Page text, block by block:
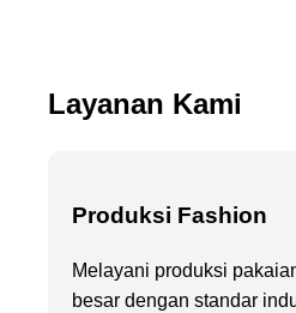
Layanan Kami
Produksi Fashion
Melayani produksi
besar dengan standar